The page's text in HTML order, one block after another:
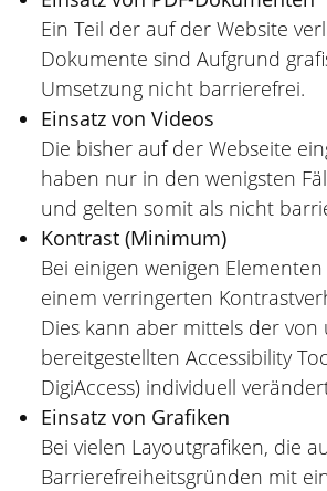
Ein Teil der auf der Website
Dokumente sind Aufgrund
Umsetzung nicht barrierefrei.
Einsatz von Videos
Die bisher auf der Webseite
haben nur in den wenigsten
und gelten somit als nicht
Kontrast (Minimum)
Bei einigen wenigen
einem verringerten
Dies kann aber mittels der von
bereitgestellten Accessibility
DigiAccess) individuell
Einsatz von Grafiken
Bei vielen Layoutgrafiken, die
Barrierefreiheitsgründen mit